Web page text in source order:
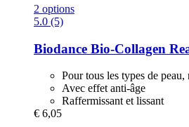
2 options
5.0 (5)
Biodance Bio-​Collagen
Pour tous les types de peau,
Avec effet anti-âge
Raffermissant et lissant
€ 6,05